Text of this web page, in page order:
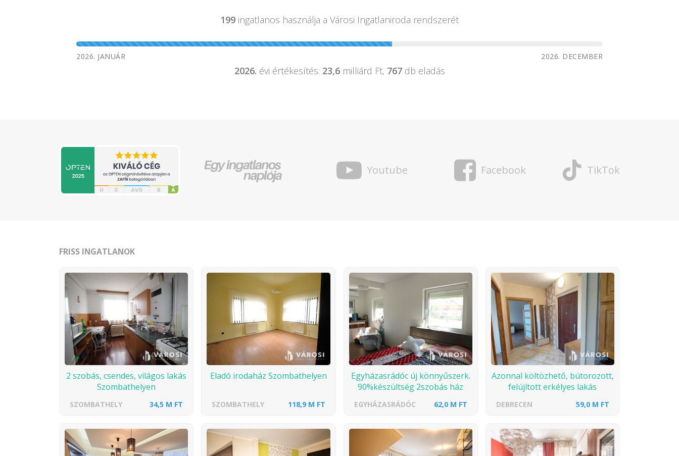
199 ingatlanos használja a Városi Ingatlaniroda rendszerét
2026. JANUÁR 2026. DECEMBER
2026. évi értékesítés: 23,6milliárd Ft, 767db eladás
Youtube Facebook TikTok
FRISS INGATLANOK
2 szobás, csendes, világos lakás
Szombathelyen
SZOMBATHELY 34,5 M FT
Eladó irodaház Szombathelyen
SZOMBATHELY 118,9 M FT
Egyházasrádóc új könnyűszerk.
90%készültség 2szobás ház
EGYHÁZASRÁDÓC 62,0 M FT
Azonnal költözhető, bútorozott,
felújított erkélyes lakás
DEBRECEN 59,0 M FT